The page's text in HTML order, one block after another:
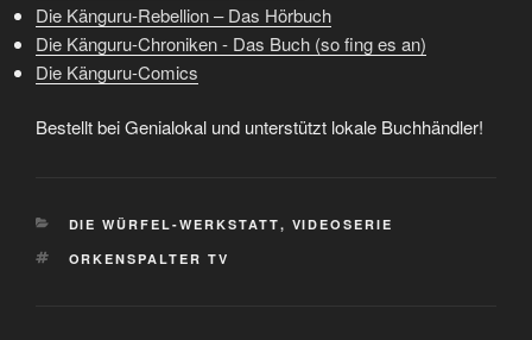
Die Känguru-Rebellion – Das Hörbuch
Die Känguru-Chroniken - Das Buch (so fing es an)
Die Känguru-Comics
Bestellt bei Genialokal und unterstützt lokale Buchhändler!
KATEGORIEN
DIE WÜRFEL-WERKSTATT, VIDEOSERIE
SCHLAGWÖRTER
ORKENSPALTER TV